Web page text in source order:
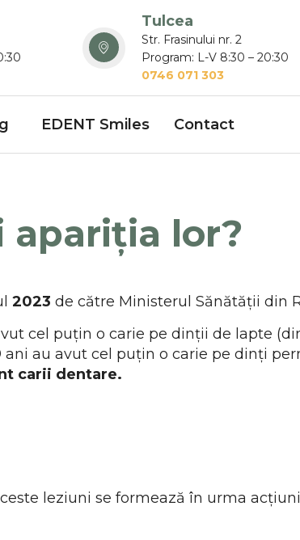
Tulcea
Str. Frasinului nr. 2
Program: L-V 8:30 – 20:30
0746 071 303
EDENT Smiles Contact
apariția lor?
2023 de către Ministerul Sănătății din
cel puțin o carie pe dinții de lapte
ani au avut cel puțin o carie pe dinți
carii dentare.
leziuni se formează în urma